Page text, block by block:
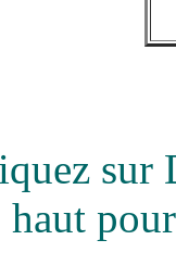
sur
haut